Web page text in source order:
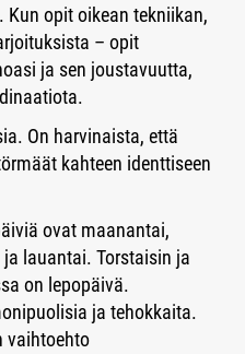
opit oikean tekniikan,
– opit
ja sen joustavuutta,
On harvinaista, että
kahteen identtiseen
ovat maanantai,
lauantai. Torstaisin ja
on lepopäivä.
ja tehokkaita.
vaihtoehto